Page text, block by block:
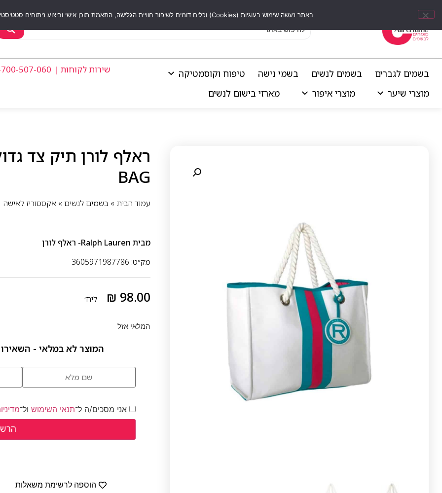
בשמים לגברים בשמים לנשים בשמי נישה
טיפוח וקוסמטיקה
מוצרי שיער
מוצרי איפור מארזי בישום לנשים
שירות לקוחות | 1-700-507-060
BAG
עמוד הבית » בשמים לנשים »אקססוריז לאישה
מבית Ralph Lauren- ראלף לורן
מק״ט: 3605971987786
₪ 98.00 ליח׳
המלאי אזל
המוצר לא במלאי - השאירו
אני מסכים/ה ל־תנאי השימוש ול־
הוספה לרשימת משאלות
באתר נעשה שימוש בעוגיות (Cookies) וכלים דומים לשיפור חוויית הגלישה, התאמת תוכן אישי וביצוע ניתוחים סטטיסטיים.